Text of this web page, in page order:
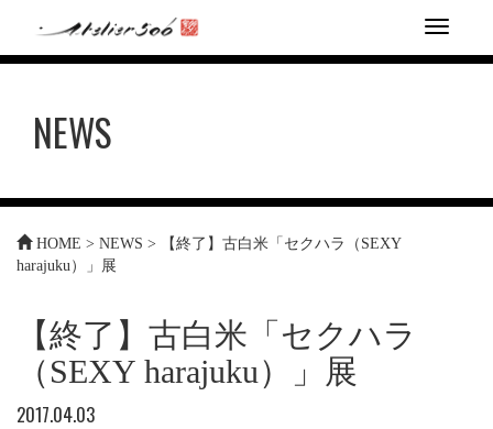
T
v
NEWS
HOME > NEWS >
【終了】古白米「セクハラ（SEXY
harajuku）」展
【終了】古白米「セクハラ
（SEXY harajuku）」展
2017.04.03